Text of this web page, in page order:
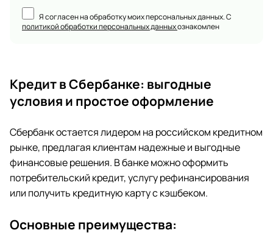
Я согласен на обработку моих персональных данных. С
политикой обработки персональных данныхознакомлен
Кредит в Сбербанке: выгодные
условия и простое оформление
Сбербанк остается лидером на российском кредитном
рынке, предлагая клиентам надежные и выгодные
финансовые решения. В банке можно оформить
потребительский кредит, услугу рефинансирования
или получить кредитную карту с кэшбеком.
Основные преимущества: